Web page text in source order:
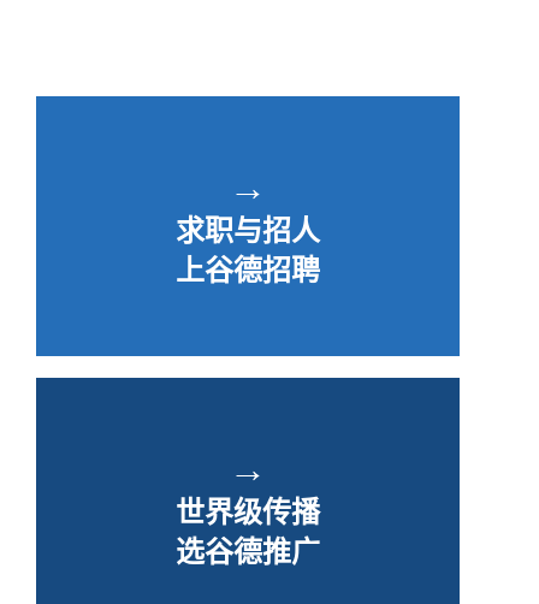
→
求职与招人
上谷德招聘
→
世界级传播
选谷德推广